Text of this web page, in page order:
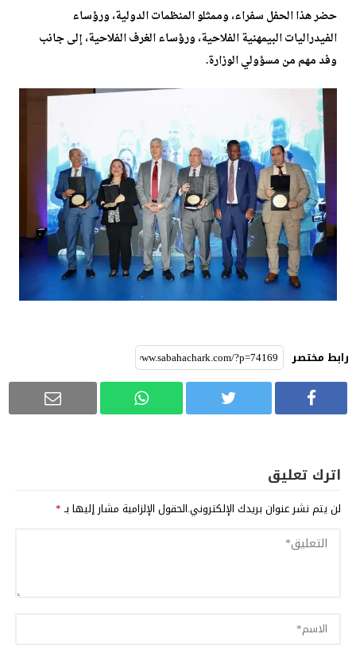
حضر هذا الحفل سفراء، وممثلو المنظمات الدولية، ورؤساء
الفيدراليات البيمهنية الفلاحية، ورؤساء الغرف الفلاحية، إلى جانب
وفد مهم من مسؤولي الوزارة.
رابط مختصر
اترك تعليق
لن يتم نشر عنوان بريدك الإلكتروني.الحقول الإلزامية مشار إليها بـ*